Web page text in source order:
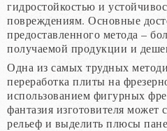
гидростойкостью и
повреждениям. Основные
предоставленного метода –
получаемой продукции и
Одна из самых трудных
переработка плиты на
использованием фигурных
фантазия изготовителя может
рельеф и выделить плюсы